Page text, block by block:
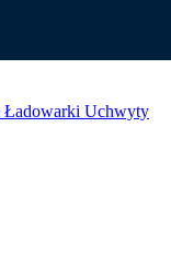
Ładowarki Uchwyty